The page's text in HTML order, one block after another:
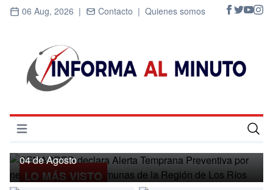
06 Aug, 2026 | Contacto | Quienes somos
Abrir menú
Inicio
Cultura
LO MÁS VISTO
Regional
SENAPRED declara Alerta Temprana
Preventiva por nevadas para ocho
04 de Agosto